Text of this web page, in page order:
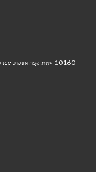
ขตบางแค กรุงเทพฯ 10160